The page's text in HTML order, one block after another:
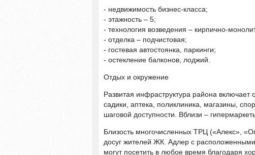
- недвижимость бизнес-класса;
- этажность – 5;
- технология возведения – кирпично-
- отделка – подчистовая;
- гостевая автостоянка, паркинги;
- остекление балконов, лоджий.
Отдых и окружение
Развитая инфраструктура района
садики, аптека, поликлиника, магазины,
шаговой доступности. Вблизи –
Близость многочисленных ТРЦ («Алекс»,
досуг жителей ЖК. Адлер с
могут посетить в любое время благодаря